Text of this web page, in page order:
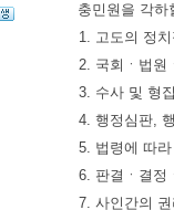
충민원을 각
1. 고도의 정
2. 국회ㆍ법원
3. 수사 및 형
4. 행정심판,
5. 법령에 따
6. 판결ㆍ결정
7. 사인간의